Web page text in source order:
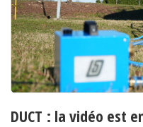
DUCT : la vidéo est